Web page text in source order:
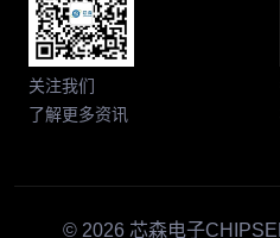
关注我们
了解更多资讯
© 2026 芯森电子